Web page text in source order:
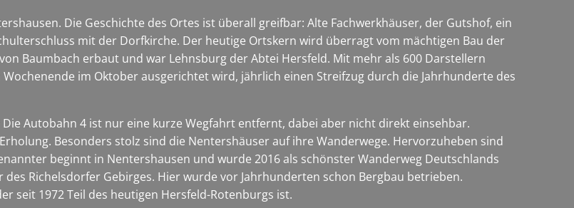
Die Geschichte des Ortes ist überall greifbar: Alte Fachwerkhäuser, der Gutshof, ein
mit der Dorfkirche. Der heutige Ortskern wird überragt vom mächtigen Bau der
Baumbach erbaut und war Lehnsburg der Abtei Hersfeld. Mit mehr als 600 Darstellern
im Oktober ausgerichtet wird, jährlich einen Streifzug durch die Jahrhunderte des
Autobahn 4 ist nur eine kurze Wegfahrt entfernt, dabei aber nicht direkt einsehbar.
Besonders stolz sind die Nentershäuser auf ihre Wanderwege. Hervorzuheben sind
beginnt in Nentershausen und wurde 2016 als schönster Wanderweg Deutschlands
Richelsdorfer Gebirges. Hier wurde vor Jahrhunderten schon Bergbau betrieben.
seit 1972 Teil des heutigen Hersfeld-Rotenburgs ist.